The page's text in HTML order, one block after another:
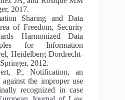
2017.
Sharing and Data
of Freedom, Security
Harmonized Data
for Information
Heidelberg-Dordrecht-
2012.
P., Notification, an
the improper use
recognized in case